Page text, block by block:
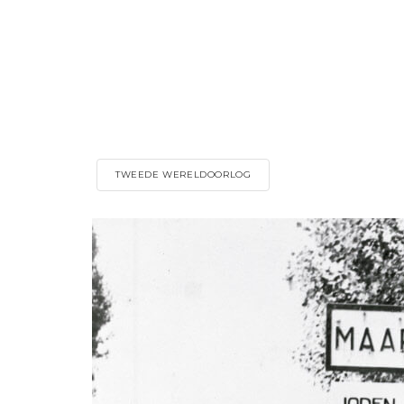
TWEEDE WERELDOORLOG